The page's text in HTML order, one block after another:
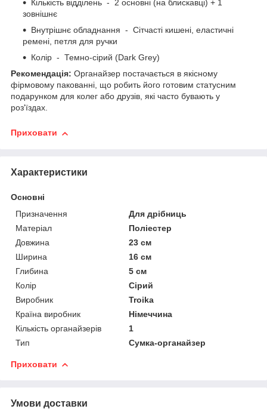
Кількість відділень - 2 основні (на блискавці) + 1
зовнішнє
Внутрішнє обладнання - Сітчасті кишені, еластичні
ремені, петля для ручки
Колір - Темно-сірий (Dark Grey)
Рекомендація: Органайзер постачається в якісному
фірмовому пакованні, що робить його готовим статусним
подарунком для колег або друзів, які часто бувають у
роз'їздах.
Приховати
Характеристики
Основні
Призначення
Для дрібниць
Матеріал
Поліестер
Довжина
23 см
Ширина
16 см
Глибина
5 см
Колір
Сірий
Виробник
Troika
Країна виробник
Німеччина
Кількість органайзерів
1
Тип
Сумка-органайзер
Приховати
Умови доставки